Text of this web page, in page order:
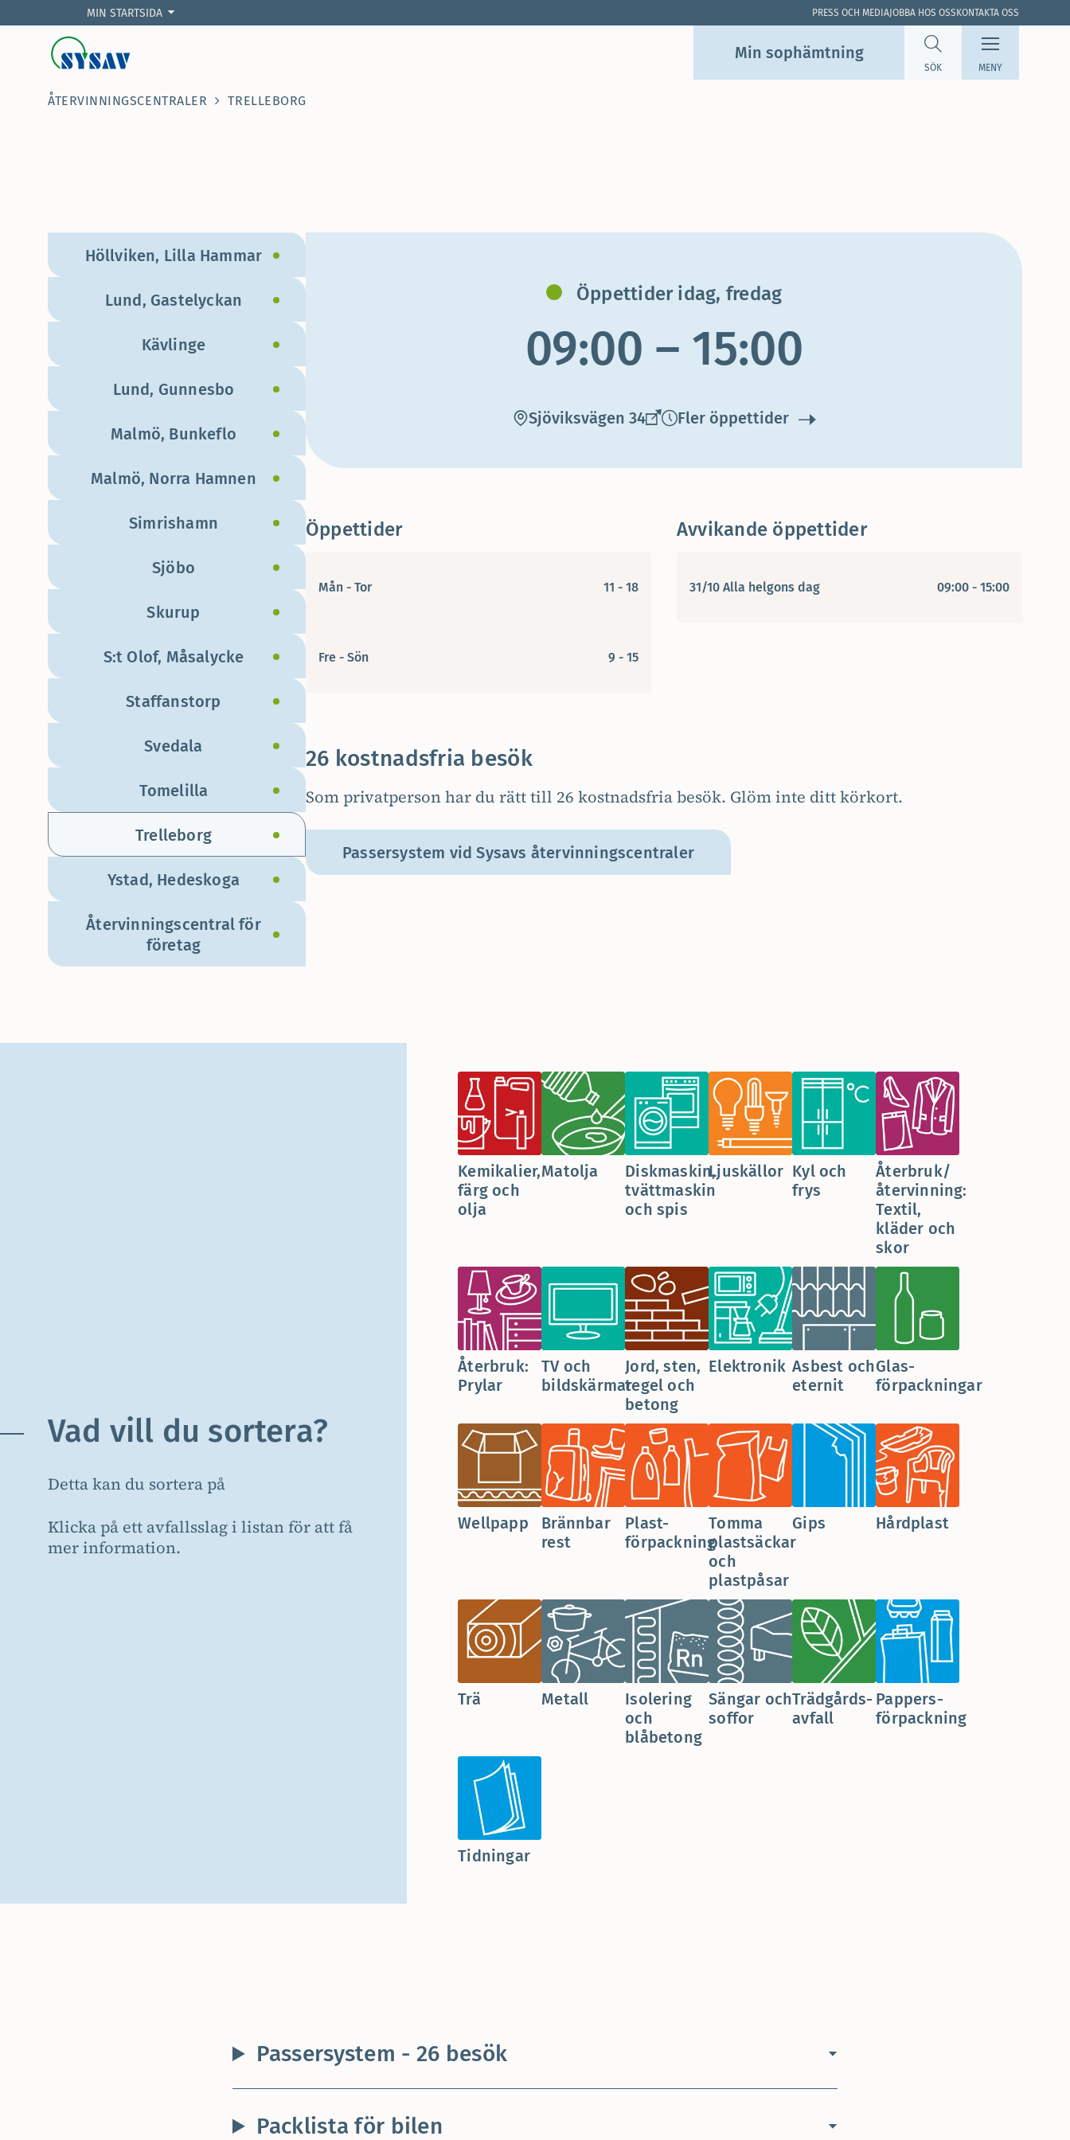
Min sop­hämtning
SÖK MENY
MIN STARTSIDA PRESS OCH MEDIA JOBBA HOS OSS KONTAKTA OSS
ÅTERVINNINGSCENTRALER TRELLEBORG
Höllviken, Lilla Hammar
Lund, Gastelyckan
Kävlinge
Lund, Gunnesbo
Malmö, Bunkeflo
Malmö, Norra Hamnen
Simrishamn
Sjöbo
Skurup
S:t Olof, Måsalycke
Staffanstorp
Svedala
Tomelilla
Trelleborg
Ystad, Hedeskoga
Återvinningscentral för
företag
Öppettider idag, fredag
09:00 – 15:00
Sjöviksvägen 34 Fler öppettider
Öppettider
Mån - Tor 11 - 18
Fre - Sön 9 - 15
Avvikande öppettider
31/10 Alla helgons dag 09:00 - 15:00
26 kostnadsfria besök
Som privatperson har du rätt till 26 kostnadsfria besök. Glöm inte ditt körkort.
Passersystem vid Sysavs återvinningscentraler
Vad vill du sortera?
Detta kan du sortera på
Klicka på ett avfallsslag i listan för att få
mer information.
Kemikalier,
färg och
olja
Matolja
Diskmaskin,
tvättmaskin
och spis
Ljuskällor Kyl och
frys
Återbruk/
återvinning:
Textil,
kläder och
skor
Återbruk:
Prylar
TV och
bildskärmar
Jord, sten,
tegel och
betong
Elektronik Asbest och
eternit
Glas­
förpackningar
Wellpapp
Brännbar
rest
Plast­
förpackning
Tomma
plastsäckar
och
plastpåsar
Gips Hårdplast
Trä Metall
Isolering
och
blåbetong
Sängar och
soffor
Trädgårds­
avfall
Pappers­
förpackning
Tidningar
Passersystem - 26 besök
Packlista för bilen